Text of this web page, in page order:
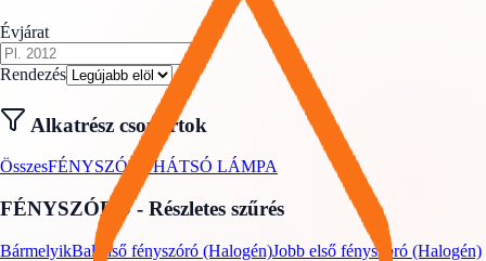
Évjárat
Rendezés
Alkatrész csoportok
ÖsszesFÉNYSZÓRÓHÁTSÓ LÁMPA
FÉNYSZÓRÓ- Részletes szűrés
BármelyikBal első fényszóró (Halogén)Jobb első fényszóró (Halogén)